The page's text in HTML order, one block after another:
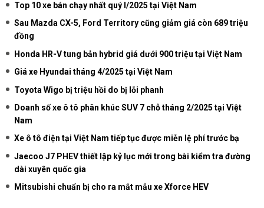
Top 10 xe bán chạy nhất quý I/2025 tại Việt Nam
Sau Mazda CX-5, Ford Territory cũng giảm giá còn 689 triệu
đồng
Honda HR-V tung bản hybrid giá dưới 900 triệu tại Việt Nam
Giá xe Hyundai tháng 4/2025 tại Việt Nam
Toyota Wigo bị triệu hồi do bị lỗi phanh
Doanh số xe ô tô phân khúc SUV 7 chỗ tháng 2/2025 tại Việt
Nam
Xe ô tô điện tại Việt Nam tiếp tục được miễn lệ phí trước bạ
Jaecoo J7 PHEV thiết lập kỷ lục mới trong bài kiểm tra đường
dài xuyên quốc gia
Mitsubishi chuẩn bị cho ra mắt mẫu xe Xforce HEV